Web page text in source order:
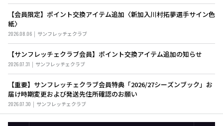
【会員限定】ポイント交換アイテム追加〈新加入川村拓夢選手サイン色
紙〉
2026.08.06 サンフレッチェクラブ
【サンフレッチェクラブ会員】ポイント交換アイテム追加の知らせ
2026.07.31 サンフレッチェクラブ
【重要】サンフレッチェクラブ会員特典「2026/27シーズンブック」お
届け時期変更および発送先住所確認のお願い
2026.07.30 サンフレッチェクラブ